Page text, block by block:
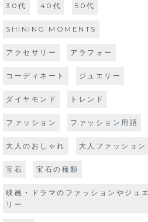
30代 40代 50代
SHINING MOMENTS
アクセサリー アラフォー
コーディネート ジュエリー
ダイヤモンド トレンド
ファッション ファッション用語
大人のおしゃれ 大人ファッション
宝石 宝石の種類
映画・ドラマのファッションやジュエ
リー